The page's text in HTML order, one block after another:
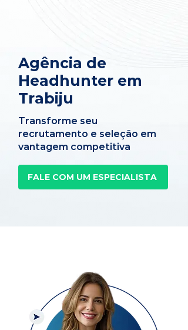
Agência de
Headhunter em
Trabiju
Transforme seu
recrutamento e seleção em
vantagem competitiva
FALE COM UM ESPECIALISTA